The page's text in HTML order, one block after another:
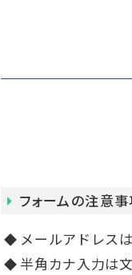
フォームの注意
メールアドレス
半角カナ入力は